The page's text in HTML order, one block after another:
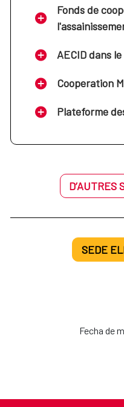
Fonds de
AECID dans
Cooperation
Plateforme
D’AUTRES
SEDE
Fecha de